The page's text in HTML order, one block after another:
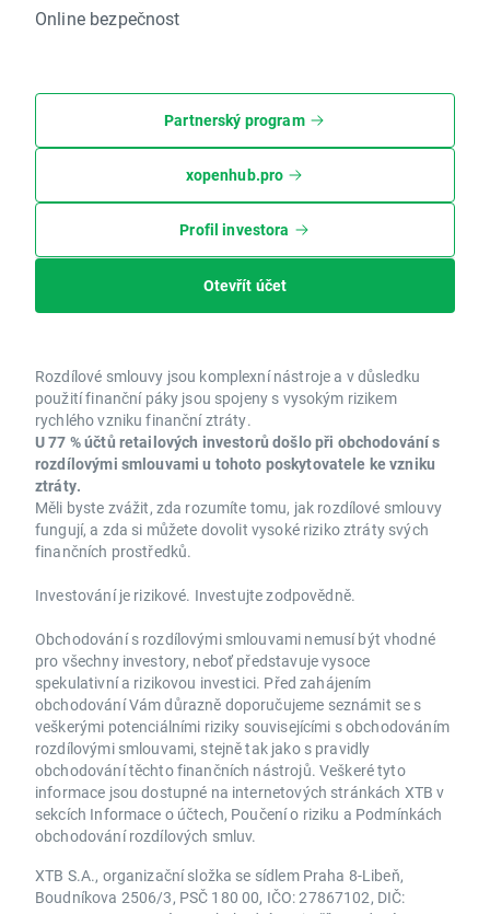
Online bezpečnost
Partnerský program
xopenhub.pro
Profil investora
Otevřít účet
Rozdílové smlouvy jsou komplexní nástroje a v důsledku
použití finanční páky jsou spojeny s vysokým rizikem
rychlého vzniku finanční ztráty.
U 77 % účtů retailových investorů došlo při obchodování s
rozdílovými smlouvami u tohoto poskytovatele ke vzniku
ztráty.
Měli byste zvážit, zda rozumíte tomu, jak rozdílové smlouvy
fungují, a zda si můžete dovolit vysoké riziko ztráty svých
finančních prostředků.
Investování je rizikové. Investujte zodpovědně.
Obchodování s rozdílovými smlouvami nemusí být vhodné
pro všechny investory, neboť představuje vysoce
spekulativní a rizikovou investici. Před zahájením
obchodování Vám důrazně doporučujeme seznámit se s
veškerými potenciálními riziky souvisejícími s obchodováním
rozdílovými smlouvami, stejně tak jako s pravidly
obchodování těchto finančních nástrojů. Veškeré tyto
informace jsou dostupné na internetových stránkách XTB v
sekcích Informace o účtech, Poučení o riziku a Podmínkách
obchodování rozdílových smluv.
XTB S.A., organizační složka se sídlem Praha 8-Libeň,
Boudníkova 2506/3, PSČ 180 00, IČO: 27867102, DIČ: